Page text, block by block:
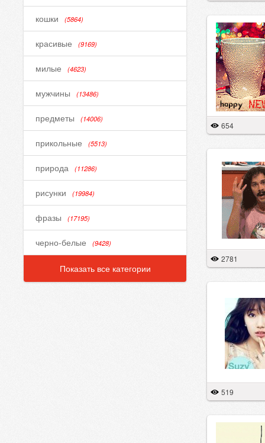
кошки (5864)
красивые (9169)
милые (4623)
мужчины (13486)
предметы (14006)
прикольные (5513)
природа (11286)
рисунки (19984)
фразы (17195)
черно-белые (9428)
Показать все категории
654
2781
519